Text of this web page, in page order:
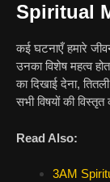
Spiritual
कई घटनाएँ हमारे
उनका विशेष महत्व
का दिखाई देना,
सभी विषयों की विस्तृत
Read Also:
3AM